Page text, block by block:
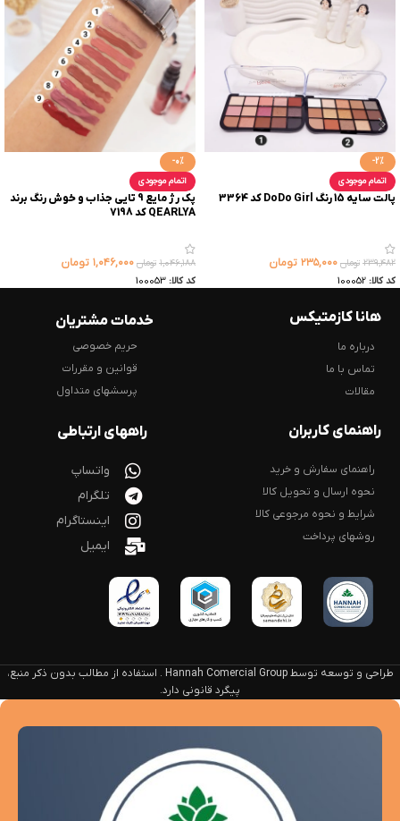
-2%
اتمام موجودی
پالت سایه 15 رنگ DoDo Girl کد 3364
۲۳۹,۴۸۲ تومان ۲۳۵,۰۰۰ تومان
کد کالا: 100052
-0%
اتمام موجودی
پک رژ مایع 9 تایی جذاب و خوش رنگ برند
QEARLYA کد 7198
۱,۰۴۶,۱۸۸ تومان ۱,۰۴۶,۰۰۰ تومان
کد کالا: 100053
هانا کازمتیکس
درباره ما
تماس با ما
مقالات
خدمات مشتریان
حریم خصوصی
قوانین و مقررات
پرسشهای متداول
راهنمای کاربران
راهنمای سفارش و خرید
نحوه ارسال و تحویل کالا
شرایط و نحوه مرجوعی کالا
روشهای پرداخت
راههای ارتباطی
واتساپ
تلگرام
اینستاگرام
ایمیل
طراحی و توسعه توسط Hannah Comercial Group . استفاده از مطالب بدون ذکر منبع،
پیگرد قانونی دارد.